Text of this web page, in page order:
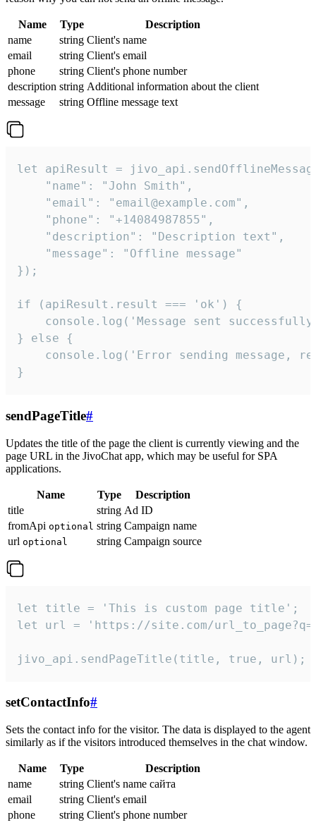
Name Type
Description
name
string Client's name
email
string Client's email
phone
string Client's phone number
description string Additional information about the client
message
string Offline message text
let apiResult =
    "name": "John Smith",
    "email": "email@example.com",
    "phone": "+14084987855",
    "description": "Description text",
    "message": "Offline message"
});
if (apiResult.result === 'ok') {
console.log('Message sent
} else {
console.log('Error sending message,
}
sendPageTitle#
Updates the title of the page the client is currently viewing and the
page URL in the JivoChat app, which may be useful for SPA
applications.
Name Type
Description
title
string Ad ID
fromApi optional string Campaign name
url optional string Campaign source
let title = 'This is custom page title';
let url = 'https://site.com/
jivo_api.sendPageTitle(title, true, url);
setContactInfo#
Sets the contact info for the visitor. The data is displayed to the agent
similarly as if the visitors introduced themselves in the chat window.
Name Type
Description
name
string Client's name сайта
email
string Client's email
phone
string Client's phone number